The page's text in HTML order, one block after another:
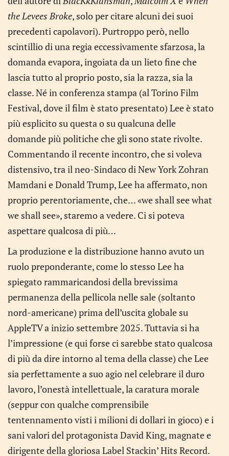
the Levees Broke, solo per citare alcuni dei suoi
precedenti capolavori). Purtroppo però, nello
scintillio di una regia eccessivamente sfarzosa, la
domanda evapora, ingoiata da un lieto fine che
lascia tutto al proprio posto, sia la razza, sia la
classe. Né in conferenza stampa (al Torino Film
Festival, dove il film è stato presentato) Lee è stato
più esplicito su questa o su qualcuna delle
domande più politiche che gli sono state rivolte.
Commentando il recente incontro, che si voleva
distensivo, tra il neo-Sindaco di New York Zohran
Mamdani e Donald Trump, Lee ha affermato, non
proprio perentoriamente, che… «we shall see what
we shall see», staremo a vedere. Ci si poteva
aspettare qualcosa di più…
La produzione e la distribuzione hanno avuto un
ruolo preponderante, come lo stesso Lee ha
spiegato rammaricandosi della brevissima
permanenza della pellicola nelle sale (soltanto
nord-americane) prima dell’uscita globale su
AppleTV a inizio settembre 2025. Tuttavia si ha
l’impressione (e qui forse ci sarebbe stato qualcosa
di più da dire intorno al tema della classe) che Lee
sia perfettamente a suo agio nel celebrare il duro
lavoro, l’onestà intellettuale, la caratura morale
(seppur con qualche comprensibile
tentennamento visti i milioni di dollari in gioco) e i
sani valori del protagonista David King, magnate e
dirigente della gloriosa Label Stackin’ Hits Record.